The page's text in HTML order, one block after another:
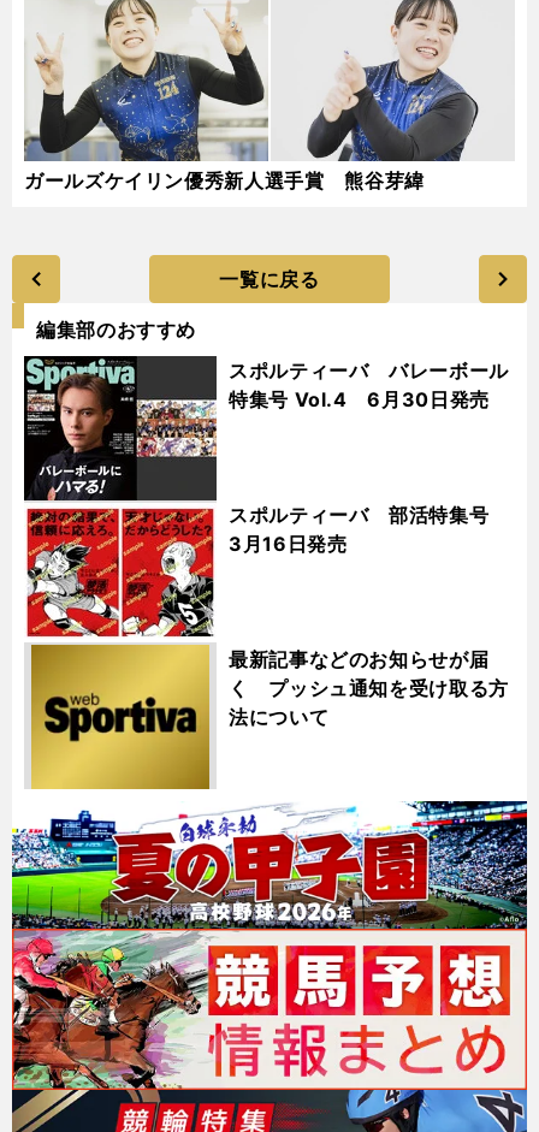
ガールズケイリン優秀新人選手賞 熊谷芽緯
一覧に戻る
編集部のおすすめ
スポルティーバ バレーボール
特集号 Vol.4 6月30日発売
スポルティーバ 部活特集号
3月16日発売
最新記事などのお知らせが届
く プッシュ通知を受け取る方
法について